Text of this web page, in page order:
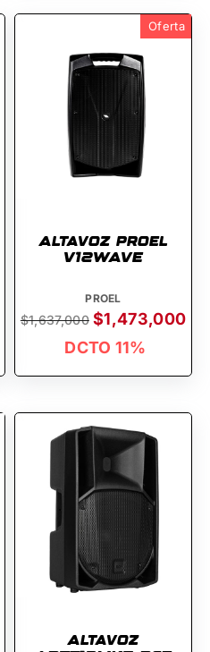
Oferta
Altavoz proel
V12WAVE
PROEL
$1,637,000 $1,473,000
DCTO 11%
Altavoz